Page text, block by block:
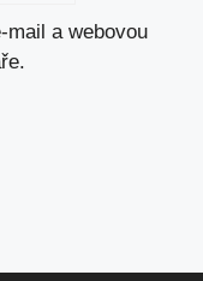
a webovou